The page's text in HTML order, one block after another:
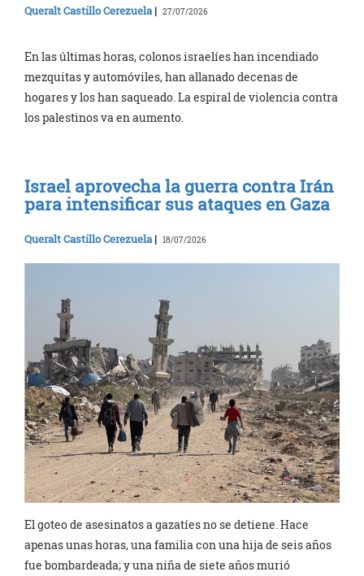
Queralt Castillo Cerezuela | 27/07/2026
En las últimas horas, colonos israelíes han incendiado
mezquitas y automóviles, han allanado decenas de
hogares y los han saqueado. La espiral de violencia contra
los palestinos va en aumento.
Israel aprovecha la guerra contra Irán
para intensificar sus ataques en Gaza
Queralt Castillo Cerezuela | 18/07/2026
El goteo de asesinatos a gazatíes no se detiene. Hace
apenas unas horas, una familia con una hija de seis años
fue bombardeada; y una niña de siete años murió